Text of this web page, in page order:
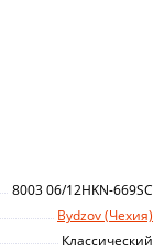
8003 06/12HKN-669SC
Bydzov (Чехия)
Классический